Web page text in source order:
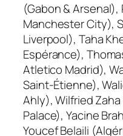
(Gabon &
Manchester City),
Liverpool), Taha
Espérance),
Atletico Madrid),
Saint-Étienne),
Ahly), Wilfried
Palace), Yacine
Youcef Belaili